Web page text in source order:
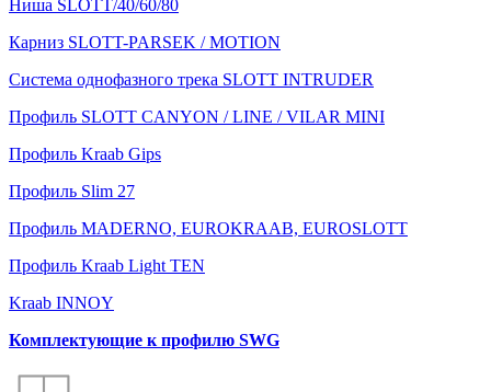
Ниша SLOTT/40/60/80
Карниз SLOTT-PARSEK / MOTION
Система однофазного трека SLOTT INTRUDER
Профиль SLOTT CANYON / LINE / VILAR MINI
Профиль Kraab Gips
Профиль Slim 27
Профиль MADERNO, EUROKRAAB, EUROSLOTT
Профиль Kraab Light TEN
Kraab INNOY
Комплектующие к профилю SWG